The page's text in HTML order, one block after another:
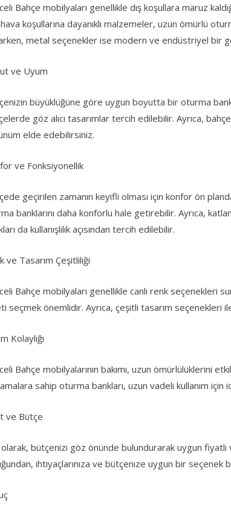
Bahçe mobilyaları genellikle dış koşullara maruz
koşullarına dayanıklı malzemeler, uzun ömürlü
metal seçenekler ise modern ve endüstriyel bir
ve Uyum
büyüklüğüne göre uygun boyutta bir oturma
göz alıcı tasarımlar tercih edilebilir. Ayrıca,
elde edebilirsiniz.
ve Fonksiyonellik
geçirilen zamanın keyifli olması için konfor ön
banklarını daha konforlu hale getirebilir. Ayrıca,
da kullanışlılık açısından tercih edilebilir.
ve Tasarım Çeşitliliği
Bahçe mobilyaları genellikle canlı renk seçenekleri
seçmek önemlidir. Ayrıca, çeşitli tasarım seçenekleri
Kolaylığı
Bahçe mobilyalarının bakımı, uzun ömürlülüklerini
sahip oturma bankları, uzun vadeli kullanım için
ve Bütçe
bütçenizi göz önünde bulundurarak uygun
ihtiyaçlarınıza ve bütçenize uygun bir seçenek